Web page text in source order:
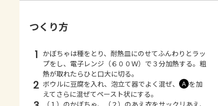
つくり方
1 かぼちゃは種をとり、耐熱皿にのせてふんわりとラッ
プをし、電子レンジ（６００Ｗ）で３分加熱する。粗
熱が取れたらひと口大に切る。
2 ボウルに豆腐を入れ、泡立て器でよく混ぜ、 Ａ を加
えてさらに混ぜてペースト状にする。